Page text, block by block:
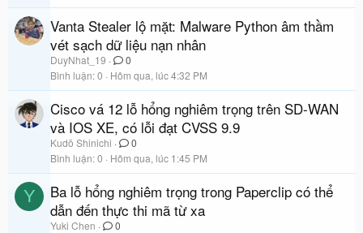
ê
Vanta Stealer lộ mặt: Malware Python âm thầm
vét sạch dữ liệu nạn nhân
DuyNhat_19
0
Bình luận 0 Hôm qua, lúc 4:32 PM
Cisco vá 12 lỗ hổng nghiêm trọng trên SD-WAN
và IOS XE, có lỗi đạt CVSS 9.9
Kudō Shinichi
0
Bình luận 0 Hôm qua, lúc 1:45 PM
Y
Ba lỗ hổng nghiêm trọng trong Paperclip có thể
dẫn đến thực thi mã từ xa
Yuki Chen
0